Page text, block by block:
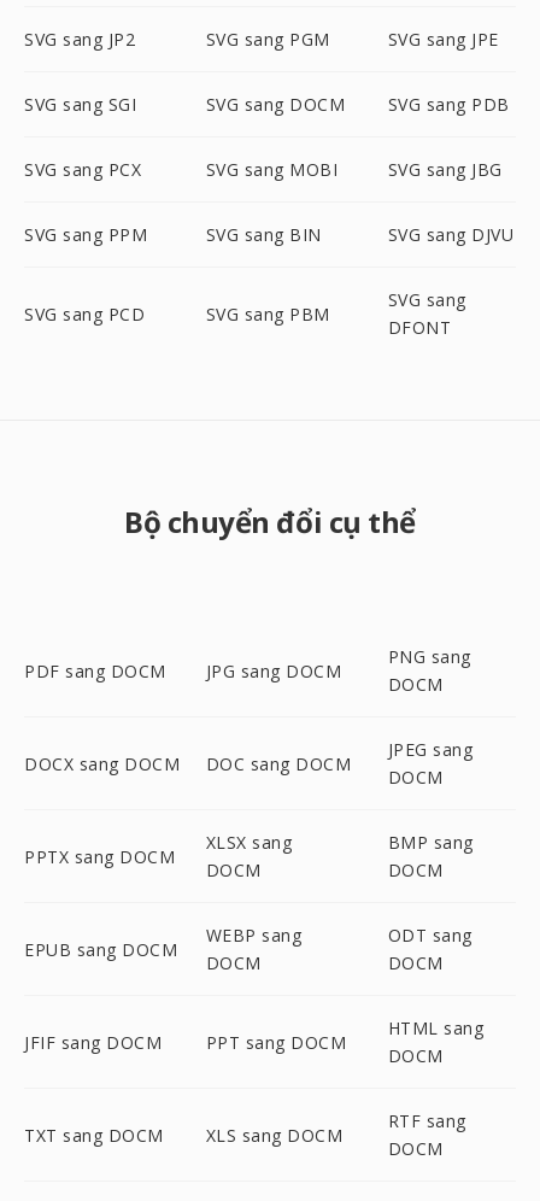
SVG sang JP2 SVG sang PGM SVG sang JPE
SVG sang SGI SVG sang DOCM SVG sang PDB
SVG sang PCX SVG sang MOBI SVG sang JBG
SVG sang PPM SVG sang BIN SVG sang DJVU
SVG sang PCD SVG sang PBM
SVG sang
DFONT
Bộ chuyển đổi cụ thể
PDF sang DOCM JPG sang DOCM
PNG sang
DOCM
DOCX sang DOCM DOC sang DOCM
JPEG sang
DOCM
PPTX sang DOCM
XLSX sang
DOCM
BMP sang
DOCM
EPUB sang DOCM
WEBP sang
DOCM
ODT sang
DOCM
JFIF sang DOCM PPT sang DOCM
HTML sang
DOCM
TXT sang DOCM XLS sang DOCM
RTF sang
DOCM